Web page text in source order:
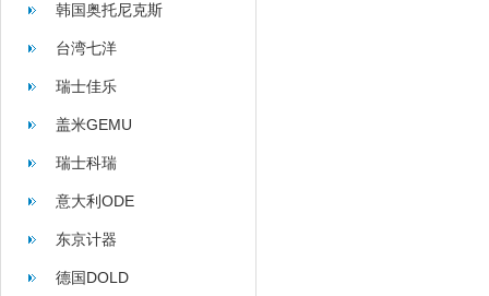
韩国奥托尼克斯
台湾七洋
瑞士佳乐
盖米GEMU
瑞士科瑞
意大利ODE
东京计器
德国DOLD